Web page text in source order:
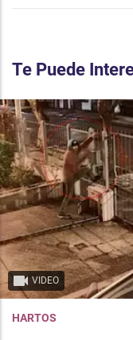
Te Puede
VIDEO
HARTOS